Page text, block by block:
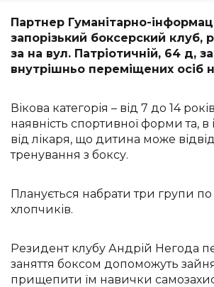
Партнер Гуманітарно-
запорізький боксерский клуб,
за на вул. Патріотичній, 64 д,
внутрішньо переміщених осіб
Вікова категорія – від 7 до 14
наявність спортивної форми та, в
від лікаря, що дитина може
тренування з боксу.
Планується набрати три групи по
хлопчиків.
Резидент клубу Андрій Негода
заняття боксом допоможуть
прищепити їм навички